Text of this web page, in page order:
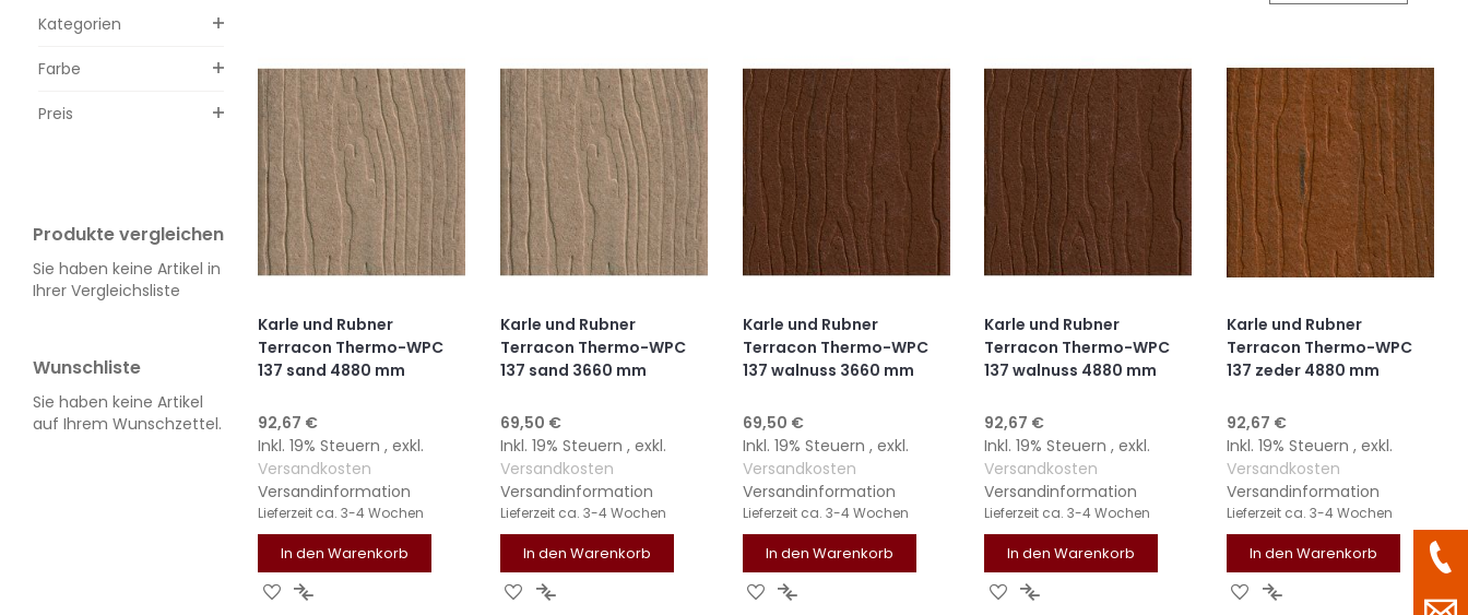
Karle und Rubner
Terracon Thermo-WPC
137 sand 4880 mm
92,67 €
Inkl. 19% Steuern,exkl.
Versandkosten
Versandinformation
Lieferzeit ca. 3-4 Wochen
In den Warenkorb
ZURZUR
Karle und Rubner
Terracon Thermo-WPC
137 sand 3660 mm
69,50 €
Inkl. 19% Steuern,exkl.
Versandkosten
Versandinformation
Lieferzeit ca. 3-4 Wochen
In den Warenkorb
ZURZUR
Karle und Rubner
Terracon Thermo-WPC
137 walnuss 3660 mm
69,50 €
Inkl. 19% Steuern , exkl.
Versandkosten
Versandinformation
Lieferzeit ca. 3-4 Wochen
In den Warenkorb
ZURZUR
Karle und Rubner
Terracon Thermo-WPC
137 walnuss 4880 mm
92,67 €
Inkl. 19% Steuern,exkl.
Versandkosten
Versandinformation
Lieferzeit ca. 3-4 Wochen
In den Warenkorb
ZURZUR
Karle und Rubner
Terracon Thermo-WPC
137 zeder 4880 mm
92,67 €
Inkl. 19% Steuern,exkl.
Versandkosten
Versandinformation
Lieferzeit ca. 3-4 Wochen
In den Warenkorb
ZURZUR
Kategorien
Farbe
Preis
Produkte vergleichen
Sie haben keine Artikel in
Ihrer Vergleichsliste
Wunschliste
Sie haben keine Artikel
auf Ihrem Wunschzettel.